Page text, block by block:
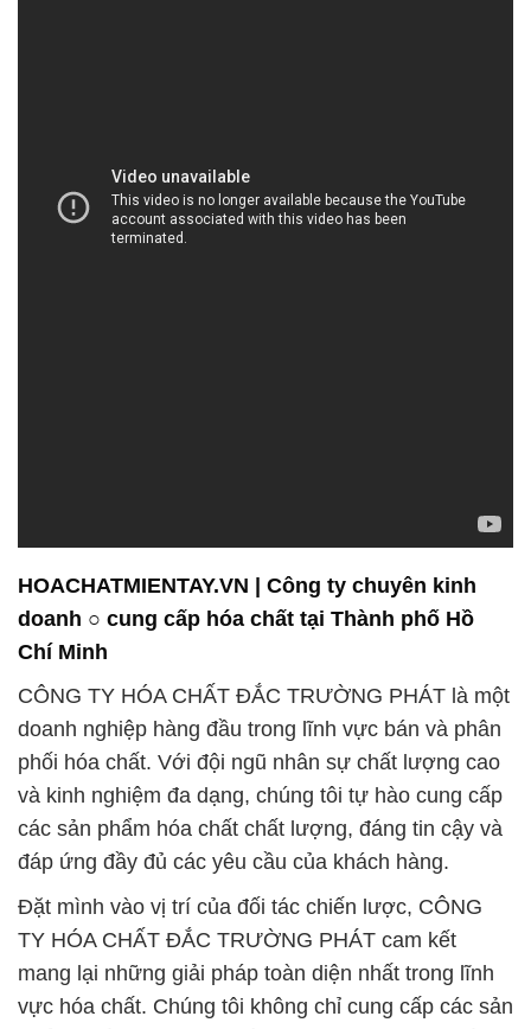
HOACHATMIENTAY.VN | Công ty chuyên kinh
doanh ○ cung cấp hóa chất tại Thành phố Hồ
Chí Minh
CÔNG TY HÓA CHẤT ĐẮC TRƯỜNG PHÁT là một
doanh nghiệp hàng đầu trong lĩnh vực bán và phân
phối hóa chất. Với đội ngũ nhân sự chất lượng cao
và kinh nghiệm đa dạng, chúng tôi tự hào cung cấp
các sản phẩm hóa chất chất lượng, đáng tin cậy và
đáp ứng đầy đủ các yêu cầu của khách hàng.
Đặt mình vào vị trí của đối tác chiến lược, CÔNG
TY HÓA CHẤT ĐẮC TRƯỜNG PHÁT cam kết
mang lại những giải pháp toàn diện nhất trong lĩnh
vực hóa chất. Chúng tôi không chỉ cung cấp các sản